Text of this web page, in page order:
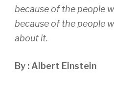
because of the people
because of the people
about it.
By : Albert Einstein